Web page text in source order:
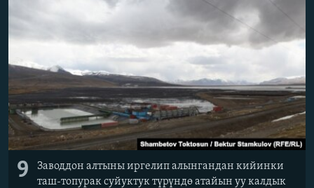
9
Заводдон алтыны иргелип алынгандан кийинки
таш-топурак суйуктук түрүндө атайын уу калдык